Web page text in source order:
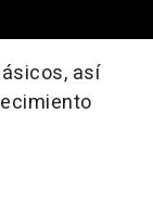
así